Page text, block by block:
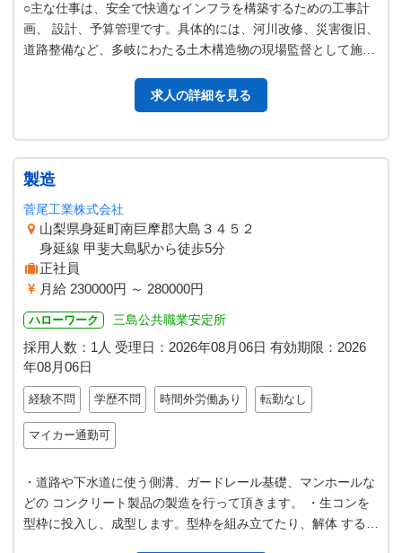
○主な仕事は、安全で快適なインフラを構築するための工事計
画、 設計、予算管理です。具体的には、河川改修、災害復旧、
道路整備など、多岐にわたる土木構造物の現場監督として施工
求人の詳細を見る
製造
菅尾工業株式会社
山梨県身延町南巨摩郡大島３４５２
身延線 甲斐大島駅から徒歩5分
正社員
月給 230000円 ～ 280000円
ハローワーク 三島公共職業安定所
採用人数：1人 受理日： 2026年08月06日 有効期限： 2026
年08月06日
経験不問 学歴不問 時間外労働あり 転勤なし
マイカー通勤可
・道路や下水道に使う側溝、ガードレール基礎、マンホールな
どの コンクリート製品の製造を行って頂きます。 ・生コンを
型枠に投入し、成型します。型枠を組み立てたり、解体 する作